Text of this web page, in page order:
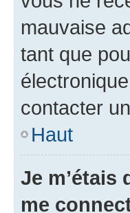
mauvaise
tant que
contacter
Haut
Je m’étais
me